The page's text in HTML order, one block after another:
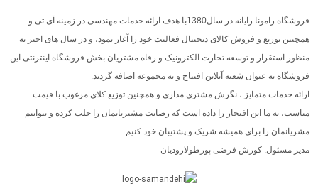
فروشگاه رامونا رایانه در سال1380با هدف ارائه خدمات مهندسی در زمینه آی تی و
همچنین توزیع و فروش کالای دیجیتال فعالیت خود را آغاز نمود، و در سال های اخیر به
منظور استقرار و توسعه تجارت الکترونیک و رفاه مشتریان بخش فروشگاه اینترنتی این
فروشگاه به عنوان شعبه آنلاین افتتاح و به مجموعه اضافه گردید.
ارائه خدمات متمایز ، نگرش مشتری مداری و همچنین توزیع کلای مرغوب با قیمت
مناسب، به ما این افتخار را داده است که رضایت مشتریانمان را جلب کرده و بتوانیم
مشریانمان را برای همیشه شریک و پشتیبان خود کنیم.
مدیر مسئول: کورش فرضی پورطولارودیان